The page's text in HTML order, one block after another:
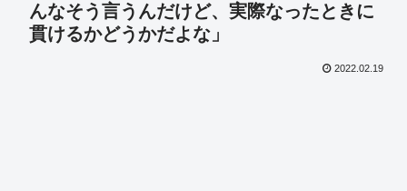
んなそう言うんだけど、実際なったときに
貫けるかどうかだよな」
2022.02.19